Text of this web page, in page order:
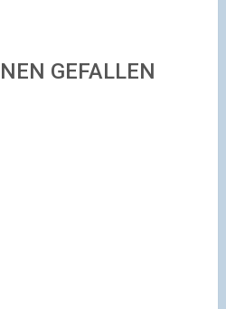
GEFALLEN